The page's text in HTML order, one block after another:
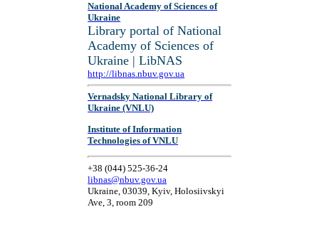
National Academy of Sciences of
Ukraine
Library portal of National
Academy of Sciences of
Ukraine | LibNAS
http://libnas.nbuv.gov.ua
Vernadsky National Library of
Ukraine (VNLU)
Institute of Information
Technologies of VNLU
+38 (044) 525-36-24
libnas@nbuv.gov.ua
Ukraine, 03039, Kyiv, Holosiivskyi
Ave, 3, room 209